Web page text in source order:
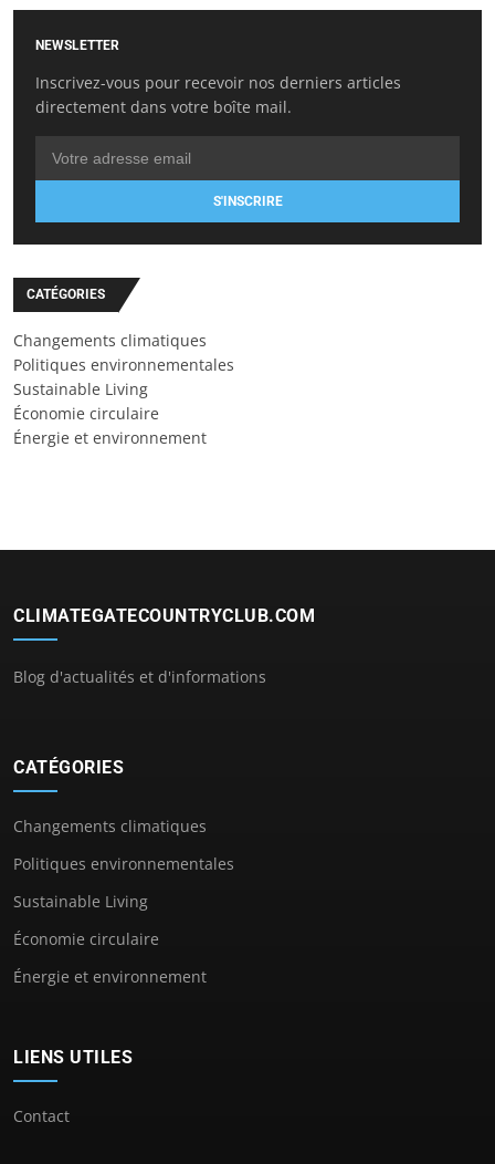
NEWSLETTER
Inscrivez-vous pour recevoir nos derniers articles
directement dans votre boîte mail.
S'INSCRIRE
CATÉGORIES
Changements climatiques
Politiques environnementales
Sustainable Living
Économie circulaire
Énergie et environnement
CLIMATEGATECOUNTRYCLUB.COM
Blog d'actualités et d'informations
CATÉGORIES
Changements climatiques
Politiques environnementales
Sustainable Living
Économie circulaire
Énergie et environnement
LIENS UTILES
Contact